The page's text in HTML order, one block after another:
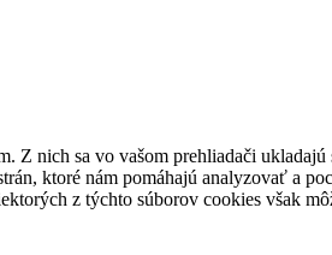
nich sa vo vašom prehliadači
ktoré nám pomáhajú analyzovať a
z týchto súborov cookies však